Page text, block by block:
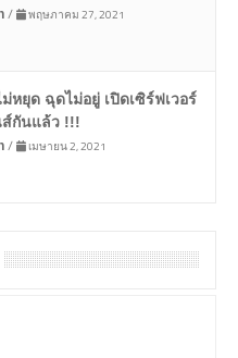
/ พฤษภาคม 27, 2021
ม่หยุด ฉุดไม่อยู่ เปิดเซิร์ฟเวอร์
ส์กันแล้ว !!!
/ เมษายน 2, 2021